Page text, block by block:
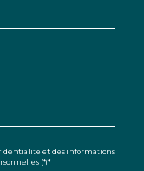
et des informations
(*)*